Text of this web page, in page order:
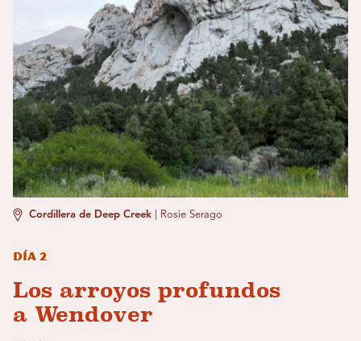
Cordillera de Deep Creek Rosie Serago
Día 2
Los arroyos profundos
a Wendover